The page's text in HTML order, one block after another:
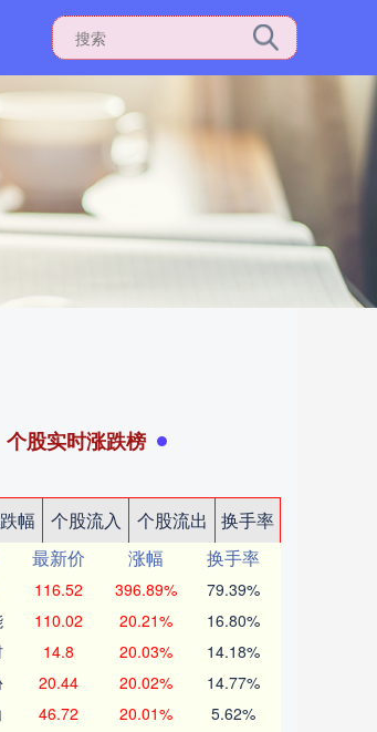
个股实时涨跌榜
幅 个股流入 个股流出
换手率
最新价 涨幅
换手率
116.52 396.89% 79.39%
110.02 20.21% 16.80%
14.8 20.03% 14.18%
20.44 20.02% 14.77%
46.72 20.01% 5.62%